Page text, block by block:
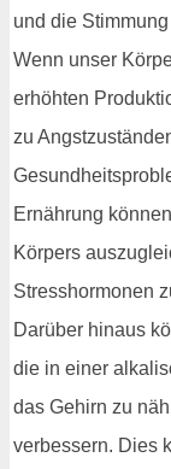
und die
Wenn unser
erhöhten
zu
Ernährung
Körpers
Stresshormonen
Darüber hinaus
die in einer
das Gehirn zu
verbessern. Dies